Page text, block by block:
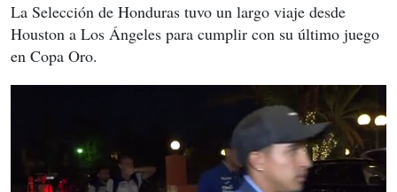
La Selección de Honduras tuvo un largo viaje desde
Houston a Los Ángeles para cumplir con su último juego
en Copa Oro.